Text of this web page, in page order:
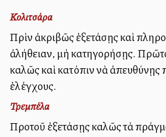
Κολιτσάρα
Πρὶν ἀκριβῶς ἐξετάσῃς καὶ
ἀλήθειαν, μὴ κατηγορήσῃς.
καλῶς καὶ κατόπιν νὰ ἀπευθύνῃς
ἐλέγχους.
Τρεμπέλα
Προτοῦ ἐξετάσῃς καλῶς τὰ